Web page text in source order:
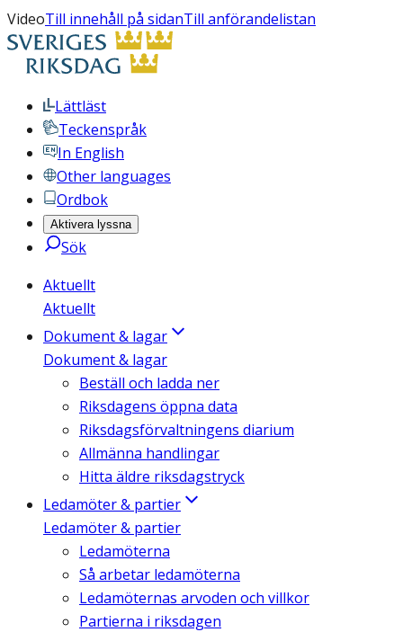
VideoTill innehåll på sidanTill anförandelistan
Lättläst
Teckenspråk
In English
Other languages
Ordbok
Aktivera lyssna
Sök
Aktuellt
Aktuellt
Dokument & lagar
Dokument & lagar
Beställ och ladda ner
Riksdagens öppna data
Riksdagsförvaltningens diarium
Allmänna handlingar
Hitta äldre riksdagstryck
Ledamöter & partier
Ledamöter & partier
Ledamöterna
Så arbetar ledamöterna
Ledamöternas arvoden och villkor
Partierna i riksdagen